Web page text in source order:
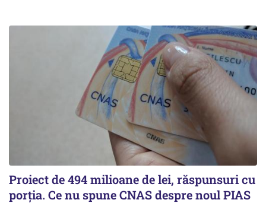
Proiect de 494 milioane de lei, răspunsuri cu
porția. Ce nu spune CNAS despre noul PIAS